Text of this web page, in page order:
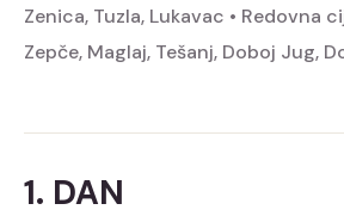
Zenica, Tuzla, Lukavac • Redovna
Zepče, Maglaj, Tešanj, Doboj Jug,
1. DAN